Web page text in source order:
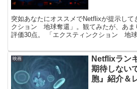
突如あなたにオススメでNetflixが提示して
クション 地球奪還」。観てみたが、あま
評価30点。 「エクスティンクション 地
映画
Netflixラン
期待しない
胞』紹介＆